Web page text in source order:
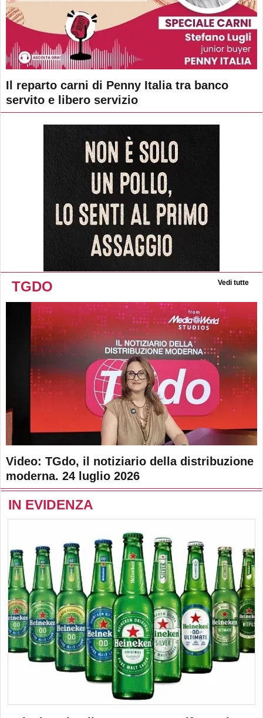
Il reparto carni di Penny Italia tra banco
servito e libero servizio
TGDO Vedi tutte
Video: TGdo, il notiziario della distribuzione
moderna. 24 luglio 2026
IN EVIDENZA